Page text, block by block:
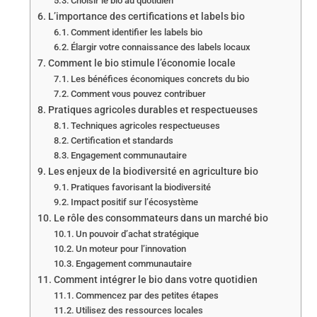
L’importance des certifications et labels bio
Comment identifier les labels bio
Élargir votre connaissance des labels locaux
Comment le bio stimule l’économie locale
Les bénéfices économiques concrets du bio
Comment vous pouvez contribuer
Pratiques agricoles durables et respectueuses
Techniques agricoles respectueuses
Certification et standards
Engagement communautaire
Les enjeux de la biodiversité en agriculture bio
Pratiques favorisant la biodiversité
Impact positif sur l’écosystème
Le rôle des consommateurs dans un marché bio
Un pouvoir d’achat stratégique
Un moteur pour l’innovation
Engagement communautaire
Comment intégrer le bio dans votre quotidien
Commencez par des petites étapes
Utilisez des ressources locales